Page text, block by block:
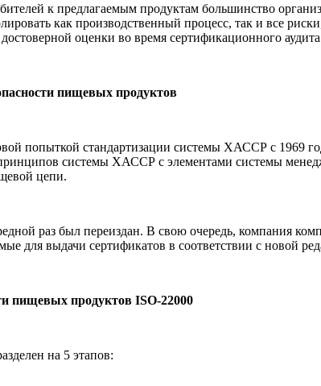
к предлагаемым продуктам большинство
как производственный процесс, так и все
оценки во время сертификационного
пищевых продуктов
попыткой стандартизации системы ХАССР с
системы ХАССР с элементами системы
цепи.
раз был переиздан. В свою очередь, компания
для выдачи сертификатов в соответствии с новой
пищевых продуктов ISO-22000
на 5 этапов: